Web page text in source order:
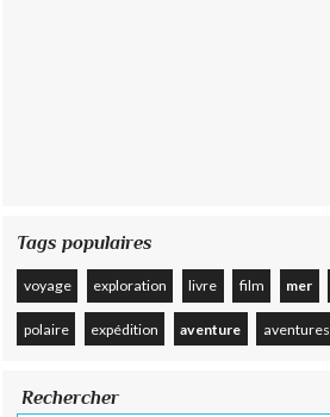
Tags populaires
voyage exploration livre film mer
polaire expédition aventure aventures
Rechercher